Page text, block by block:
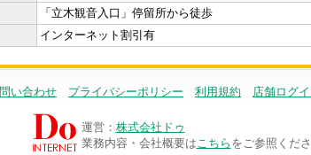
「立木観音入口」停留所から徒歩
インターネット割引有
い合わせ プライバシーポリシー 利用規約 店舗ログ
運営： 株式会社ドゥ
業務内容・会社概要はこちら をご参照くださ